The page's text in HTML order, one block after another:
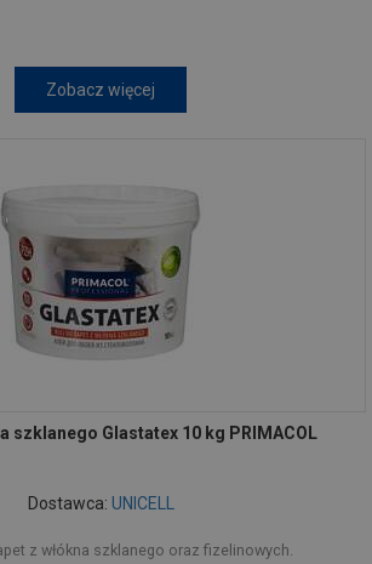
Zobacz więcej
szklanego Glastatex 10 kg PRIMACOL
Dostawca: UNICELL
z włókna szklanego oraz fizelinowych.